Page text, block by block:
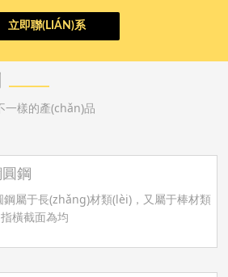
a
立即聯(LIÁN)系
一樣的產(chǎn)品
鋼
鋼屬于長(zhǎng)材類(lèi)，又屬于棒材類
橫截面為均